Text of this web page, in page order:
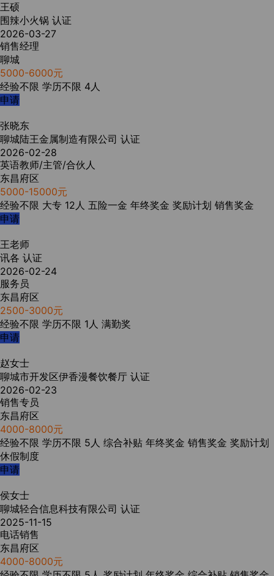
王硕
围辣小火锅 认证
2026-03-27
销售经理
聊城
5000-6000元
经验不限 学历不限 4人
申请
张晓东
聊城陆王金属制造有限公司 认证
2026-02-28
英语教师/主管/合伙人
东昌府区
5000-15000元
经验不限 大专 12人 五险一金 年终奖金 奖励计划 销售奖金
申请
王老师
讯各 认证
2026-02-24
服务员
东昌府区
2500-3000元
经验不限 学历不限 1人 满勤奖
申请
赵女士
聊城市开发区伊香漫餐饮餐厅 认证
2026-02-23
销售专员
东昌府区
4000-8000元
经验不限 学历不限 5人 综合补贴 年终奖金 销售奖金 奖励计划
休假制度
申请
侯女士
聊城轻合信息科技有限公司 认证
2025-11-15
电话销售
东昌府区
4000-8000元